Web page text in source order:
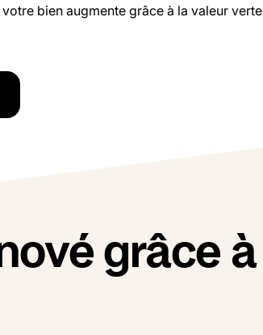
bien augmente grâce à la valeur verte
grâce à